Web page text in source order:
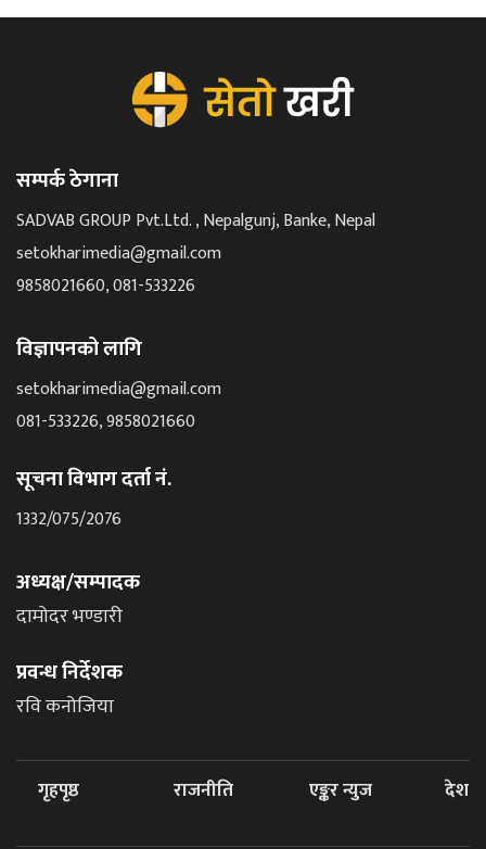
सम्पर्क ठेगाना
SADVAB GROUP Pvt.Ltd. , Nepalgunj, Banke, Nepal
setokharimedia@gmail.com
9858021660, 081-533226
विज्ञापनको लागि
setokharimedia@gmail.com
081-533226, 9858021660
सूचना विभाग दर्ता नं.
1332/075/2076
अध्यक्ष/सम्पादक
दामोदर भण्डारी
प्रवन्ध निर्देशक
रवि कनोजिया
गृहपृष्ठ राजनीति एङ्कर न्युज देश